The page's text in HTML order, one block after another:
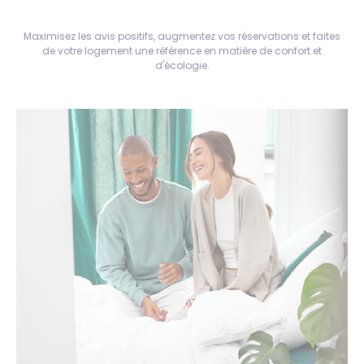
Maximisez les avis positifs, augmentez vos réservations et faites
de votre logement une référence en matière de confort et
d'écologie.